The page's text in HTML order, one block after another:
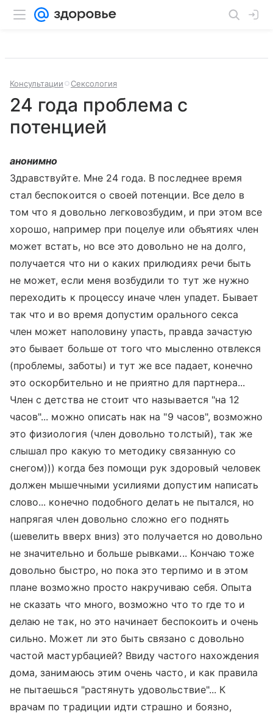
Консультации Сексология
24 года проблема с
потенцией
анонимно
Здравствуйте. Мне 24 года. В последнее время
стал беспокоится о своей потенции. Все дело в
том что я довольно легковозбудим, и при этом все
хорошо, например при поцелуе или объятиях член
может встать, но все это довольно не на долго,
получается что ни о каких прилюдиях речи быть
не может, если меня возбудили то тут же нужно
переходить к процессу иначе член упадет. Бывает
так что и во время допустим орального секса
член может наполовину упасть, правда зачастую
это бывает больше от того что мысленно отвлекся
(проблемы, заботы) и тут же все падает, конечно
это оскорбительно и не приятно для партнера...
Член с детства не стоит что называется "на 12
часов"... можно описать нак на "9 часов", возможно
это физиология (член довольно толстый), так же
слышал про какую то методику связанную со
снегом))) когда без помощи рук здоровый человек
должен мышечными усилиями допустим написать
слово... конечно подобного делать не пытался, но
напрягая член довольно сложно его поднять
(шевелить вверх вниз) это получается но довольно
не значительно и больше рывками... Кончаю тоже
довольно быстро, но пока это терпимо и в этом
плане возможно просто накручиваю себя. Опыта
не сказать что много, возможно что то где то и
делаю не так, но это начинает беспокоить и очень
сильно. Может ли это быть связано с довольно
частой мастурбацией? Ввиду частого нахождения
дома, занимаюсь этим очень часто, и как правила
не пытаешься "растянуть удовольствие"... К
врачам по традиции идти страшно и боязно,